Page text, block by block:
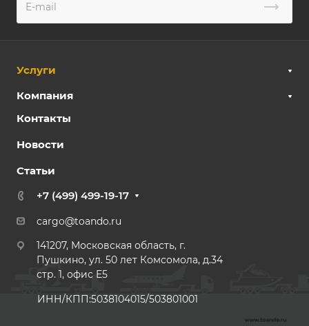
Услуги
Компания
Контакты
Новости
Статьи
+7 (499) 499-19-17
cargo@toando.ru
141207, Московская область, г.
Пушкино, ул. 50 лет Комсомола, д.34
стр. 1, офис E5
ИНН/КПП:5038104015/503801001